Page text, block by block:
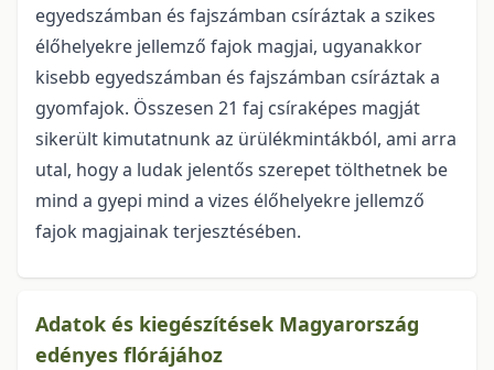
egyedszámban és fajszámban csíráztak a szikes
élőhelyekre jellemző fajok magjai, ugyanakkor
kisebb egyedszámban és fajszámban csíráztak a
gyomfajok. Összesen 21 faj csíraképes magját
sikerült kimutatnunk az ürülékmintákból, ami arra
utal, hogy a ludak jelentős szerepet tölthetnek be
mind a gyepi mind a vizes élőhelyekre jellemző
fajok magjainak terjesztésében.
Adatok és kiegészítések Magyarország
edényes flórájához